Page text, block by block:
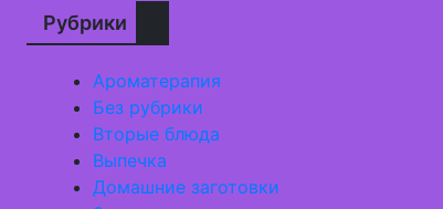
Рубрики
Ароматерапия
Без рубрики
Вторые блюда
Выпечка
Домашние заготовки